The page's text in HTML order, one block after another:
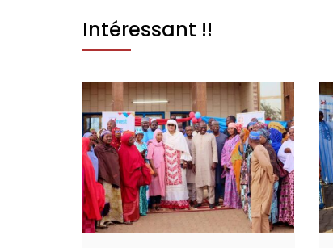
Intéressant !!